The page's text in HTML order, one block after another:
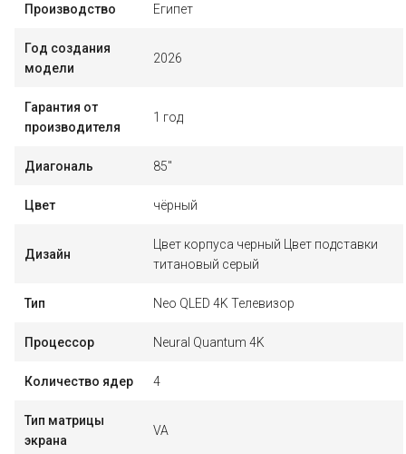
Производство Египет
Год создания
модели
2026
Гарантия от
производителя
1 год
Диагональ 85"
Цвет чёрный
Дизайн
Цвет корпуса черный Цвет подставки
титановый серый
Тип Neo QLED 4K Телевизор
Процессор Neural Quantum 4K
Количество ядер 4
Тип матрицы
экрана
VA